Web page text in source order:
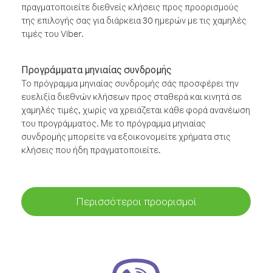
πραγματοποιείτε διεθνείς κλήσεις προς προορισμούς
της επιλογής σας για διάρκεια 30 ημερών με τις χαμηλές
τιμές του Viber.
Προγράμματα μηνιαίας συνδρομής
Το πρόγραμμα μηνιαίας συνδρομής σάς προσφέρει την
ευελιξία διεθνών κλήσεων προς σταθερά και κινητά σε
χαμηλές τιμές, χωρίς να χρειάζεται κάθε φορά ανανέωση
του προγράμματος. Με το πρόγραμμα μηνιαίας
συνδρομής μπορείτε να εξοικονομείτε χρήματα στις
κλήσεις που ήδη πραγματοποιείτε.
Περισσότεροι προορισμοί